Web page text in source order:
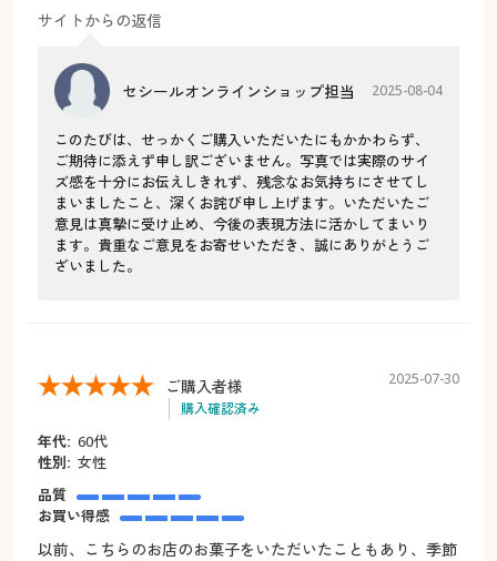
サイトからの返信
セシールオンラインショップ担当 2025-08-04
このたびは、せっかくご購入いただいたにもかかわらず、
ご期待に添えず申し訳ございません。写真では実際のサイ
ズ感を十分にお伝えしきれず、残念なお気持ちにさせてし
まいましたこと、深くお詫び申し上げます。いただいたご
意見は真摯に受け止め、今後の表現方法に活かしてまいり
ます。貴重なご意見をお寄せいただき、誠にありがとうご
ざいました。
ご購入者様
購入確認済み
2025-07-30
年代: 60代
性別: 女性
品質
お買い得感
以前、こちらのお店のお菓子をいただいたこともあり、季節